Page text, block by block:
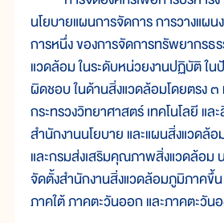
นโยบายแผนการจัดการ การวางแผน
การหนึ่ง ของการจัดการทรัพยากรธ
แวดล้อม ในระดับหน่วยงานปฏิบัติ ใ
ผิดชอบ ในด้านสิ่งแวดล้อมโดยตรง
กระทรวงวิทยาศาสตร์ เทคโนโลยี แล
สำนักงานนโยบาย และแผนสิ่งแวด
และกรมส่งเสริมคุณภาพสิ่งแวดล้อม
จัดตั้งสำนักงานสิ่งแวดล้อมภูมิภาคขึ้
ภาคใต้ ภาคตะวันออก และภาคตะวัน